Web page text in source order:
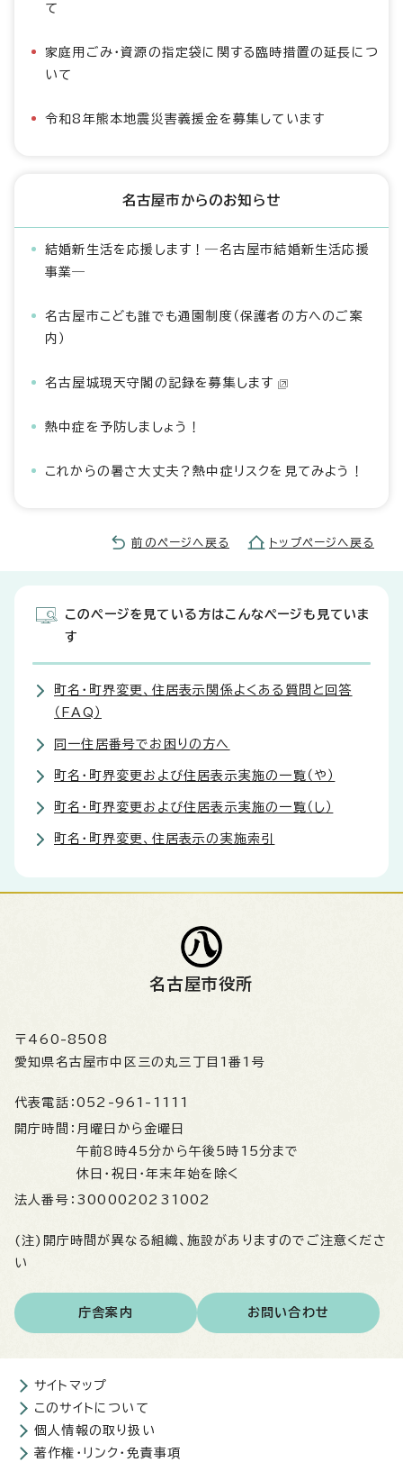
て
家庭用ごみ・資源の指定袋に関する臨時措置の延長につ
いて
令和8年熊本地震災害義援金を募集しています
名古屋市からのお知らせ
結婚新生活を応援します！―名古屋市結婚新生活応援
事業―
名古屋市こども誰でも通園制度（保護者の方へのご案
内）
名古屋城現天守閣の記録を募集します
熱中症を予防しましょう！
これからの暑さ大丈夫？熱中症リスクを見てみよう！
前のページへ戻る トップページへ戻る
このページを見ている方はこんなページも見ていま
す
町名・町界変更、住居表示関係よくある質問と回答
（FAQ）
同一住居番号でお困りの方へ
町名・町界変更および住居表示実施の一覧（や）
町名・町界変更および住居表示実施の一覧（し）
町名・町界変更、住居表示の実施索引
名古屋市役所
〒460-8508
愛知県名古屋市中区三の丸三丁目1番1号
代表電話： 052-961-1111
開庁時間： 月曜日から金曜日
午前8時45分から午後5時15分まで
休日・祝日・年末年始を除く
法人番号： 3000020231002
(注)開庁時間が異なる組織、施設がありますのでご注意くださ
い
庁舎案内 お問い合わせ
サイトマップ
このサイトについて
個人情報の取り扱い
著作権・リンク・免責事項